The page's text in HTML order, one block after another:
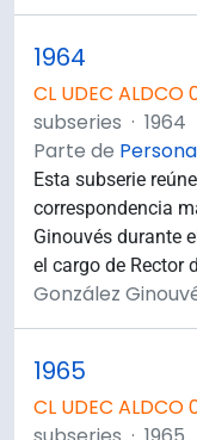
1964
CL UDEC
subseries · 1964
Parte de
Esta subserie
correspondencia
Ginouvés durante
el cargo de Rector
González
1965
CL UDEC